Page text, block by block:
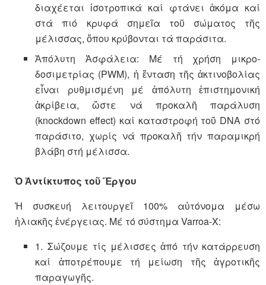
διαχέεται ἰσοτροπικά καί φτάνει ἀκόμα καί
στά πιό κρυφά σημεῖα τοῦ σώματος τῆς
μέλισσας, ὅπου κρύβονται τά παράσιτα.
Ἀπόλυτη Ἀσφάλεια: Μέ τή χρήση μικρο-
δοσιμετρίας (PWM), ἡ ἔνταση τῆς ἀκτινοβολίας
εἶναι ρυθμισμένη μέ ἀπόλυτη ἐπιστημονική
ἀκρίβεια, ὥστε νά προκαλῆ παράλυση
(knockdown effect) καί καταστροφή τοῦ DNA στό
παράσιτο, χωρίς νά προκαλῆ τήν παραμικρή
βλάβη στή μέλισσα.
Ὁ Ἀντίκτυπος τοῦ Ἔργου
Ἡ συσκευή λειτουργεῖ 100% αὐτόνομα μέσω
ἡλιακῆς ἐνέργειας. Μέ τό σύστημα Varroa-X:
1. Σώζουμε τίς μέλισσες ἀπό τήν κατάρρευση
καί ἀποτρέπουμε τή μείωση τῆς ἀγροτικῆς
παραγωγῆς.